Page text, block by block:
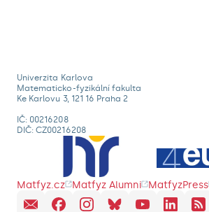
Univerzita Karlova
Matematicko-fyzikální fakulta
Ke Karlovu 3, 121 16 Praha 2
IČ: 00216208
DIČ: CZ00216208
Matfyz.cz Matfyz Alumni MatfyzPress